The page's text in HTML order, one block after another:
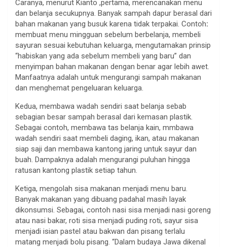
Caranya, menurut Kianto ,pertama, merencanakan menu
dan belanja secukupnya. Banyak sampah dapur berasal dari
bahan makanan yang busuk karena tidak terpakai. Contoh:
membuat menu mingguan sebelum berbelanja, membeli
sayuran sesuai kebutuhan keluarga, mengutamakan prinsip
“habiskan yang ada sebelum membeli yang baru” dan
menyimpan bahan makanan dengan benar agar lebih awet.
Manfaatnya adalah untuk mengurangi sampah makanan
dan menghemat pengeluaran keluarga.
Kedua, membawa wadah sendiri saat belanja sebab
sebagian besar sampah berasal dari kemasan plastik.
Sebagai contoh, membawa tas belanja kain, mmbawa
wadah sendiri saat membeli daging, ikan, atau makanan
siap saji dan membawa kantong jaring untuk sayur dan
buah. Dampaknya adalah mengurangi puluhan hingga
ratusan kantong plastik setiap tahun.
Ketiga, mengolah sisa makanan menjadi menu baru.
Banyak makanan yang dibuang padahal masih layak
dikonsumsi. Sebagai, contoh nasi sisa menjadi nasi goreng
atau nasi bakar, roti sisa menjadi puding roti, sayur sisa
menjadi isian pastel atau bakwan dan pisang terlalu
matang menjadi bolu pisang. “Dalam budaya Jawa dikenal